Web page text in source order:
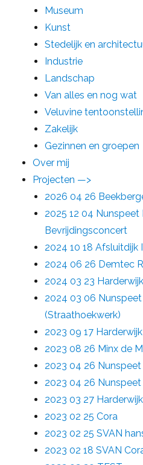
Museum
Kunst
Stedelijk en
Industrie
Landschap
Van alles en nog wat
Veluvine
Zakelijk
Gezinnen en groepen
Over mij
Projecten —>
2026 04 26
2025 12 04 Nunspeet
Bevrijdingsconcert
2024 10 18 Afsluitdijk
2024 06 26 Demtec
2024 03 23
2024 03 06 Nunspeet
(Straathoekwerk)
2023 09 17
2023 08 26 Minx de
2023 04 26
2023 04 26
2023 03 27
2023 02 25 Cora
2023 02 25 SVAN
2023 02 18 SVAN